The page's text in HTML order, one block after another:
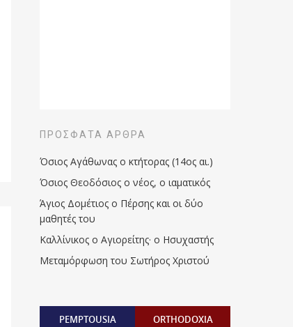
ΠΡΌΣΦΑΤΑ ΆΡΘΡΑ
Όσιος Αγάθωνας ο κτήτορας (14ος αι.)
Όσιος Θεοδόσιος ο νέος, ο ιαματικός
Άγιος Δομέτιος ο Πέρσης και οι δύο
μαθητές του
Καλλίνικος ο Αγιορείτης · ο Ησυχαστής
Μεταμόρφωση του Σωτήρος Χριστού
PEMPTOUSIA ORTHODOXIA